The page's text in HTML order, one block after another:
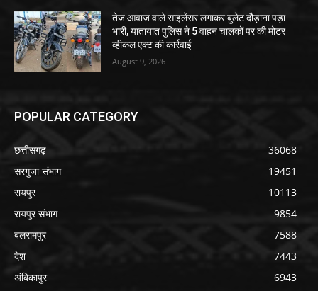
तेज आवाज वाले साइलेंसर लगाकर बुलेट दौड़ाना पड़ा
भारी, यातायात पुलिस ने 5 वाहन चालकों पर की मोटर
व्हीकल एक्ट की कार्रवाई
August 9, 2026
POPULAR CATEGORY
छत्तीसगढ़
36068
सरगुजा संभाग
19451
रायपुर
10113
रायपुर संभाग
9854
बलरामपुर
7588
देश
7443
अंबिकापुर
6943